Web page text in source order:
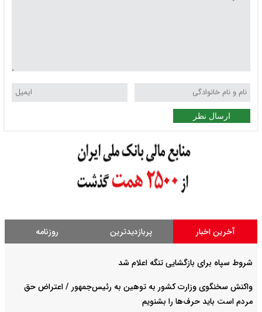
ارسال نظر
آخرین اخبار پربازدیدترین روزنامه
شروط سپاه برای بازگشایی تنگه اعلام شد
واکنش سخنگوی وزارت کشور به توهین به رئیس‌جمهور / اعتراض حق
مردم است باید حرف‌ها را بشنویم